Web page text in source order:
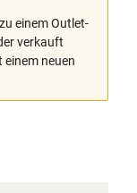
einem Outlet-
verkauft
einem neuen